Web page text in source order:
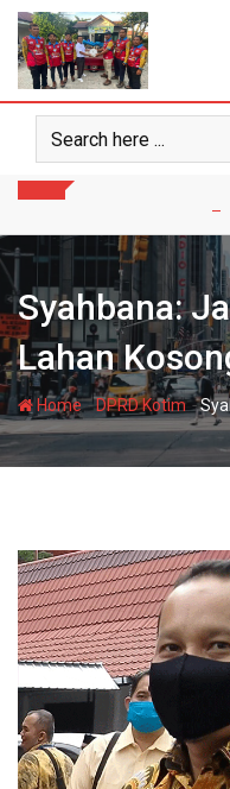
Skip
content
Syahbana:
Lahan
Home-DPRD Kotim-